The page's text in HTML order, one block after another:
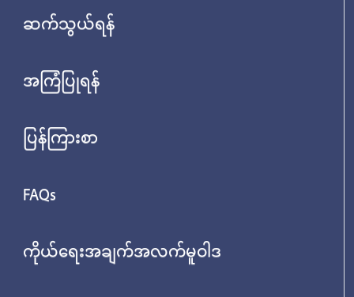
ဆက်သွယ်ရန်
အကြံပြုရန်
ပြန်ကြားစာ
FAQs
ကိုယ်ရေးအချက်အလက်မူဝါဒ